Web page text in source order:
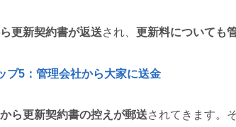
更新契約書が返送され、 更新料についても
プ5：管理会社から大家に送金
ら更新契約書の控えが郵送されてきます。